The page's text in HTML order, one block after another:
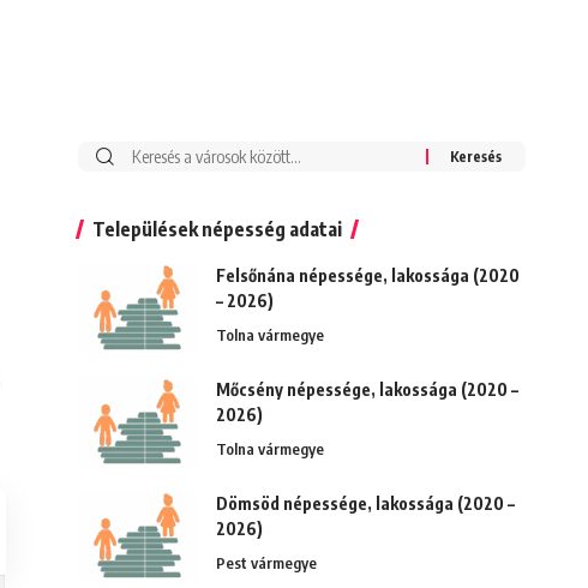
Keresés:
Települések népesség adatai
Felsőnána népessége, lakossága (2020
– 2026)
Tolna vármegye
Mőcsény népessége, lakossága (2020 –
2026)
Tolna vármegye
Dömsöd népessége, lakossága (2020 –
2026)
Pest vármegye